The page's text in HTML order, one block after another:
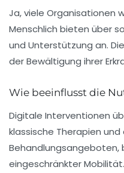
Ja, viele Organisationen
Menschlich bieten über
und Unterstützung an.
der Bewältigung ihrer
Wie beeinflusst die
Digitale Interventionen
klassische Therapien
Behandlungsangeboten,
eingeschränkter Mobilität.